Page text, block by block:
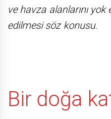
ve havza alanlarını
edilmesi söz konusu.
Bir doğa